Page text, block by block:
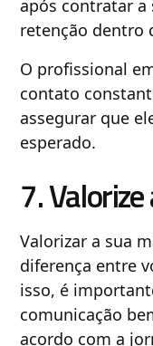
após contratar a
retenção dentro
O profissional
contato
assegurar que
esperado.
7.
Valorizar a sua
diferença entre
isso, é
comunicação
acordo com a